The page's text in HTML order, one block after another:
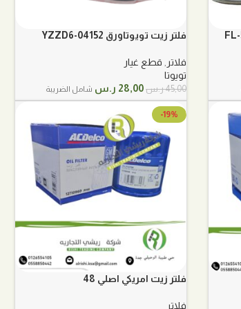
فلتر زيت تويوتاورق YZZD6-04152
فلاتر
قطع غيار
تويوتا
45,00ر.س السعر
الأصلي
هو:
45,00 ر.س.
28,00 ر.س السعر
الحالي
28,00 ر.س.
شامل الضريبة
-19%
فلتر زيت امريكي اصلي 48
فلاتر